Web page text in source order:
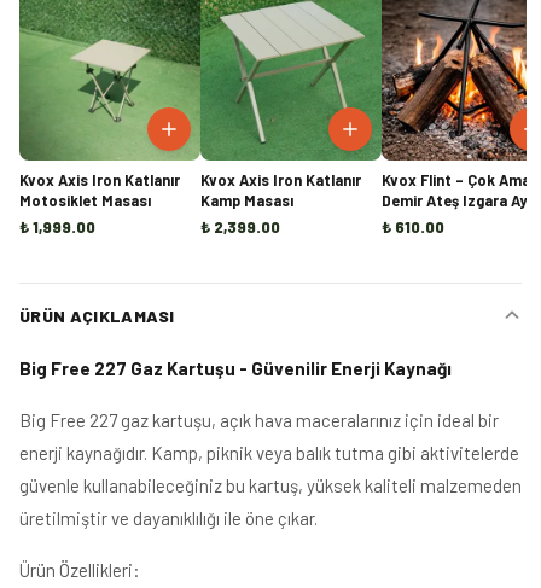
Kvox Axis Iron Katlanır
Motosiklet Masası
₺ 1,999.00
Kvox Axis Iron Katlanır
Kamp Masası
₺ 2,399.00
Kvox Flint – Çok
Demir Ateş Izgara
Mangal, Ocak ve
₺ 610.00
ÜRÜN AÇIKLAMASI
Big Free 227 Gaz Kartuşu - Güvenilir Enerji Kaynağı
Big Free 227 gaz kartuşu, açık hava maceralarınız için ideal bir
enerji kaynağıdır. Kamp, piknik veya balık tutma gibi aktivitelerde
güvenle kullanabileceğiniz bu kartuş, yüksek kaliteli malzemeden
üretilmiştir ve dayanıklılığı ile öne çıkar.
Ürün Özellikleri: